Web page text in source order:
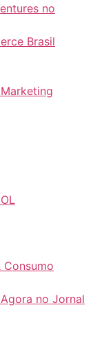
no
Brasil
no Jornal